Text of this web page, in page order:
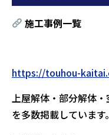
施工事例一覧
https://touhou-
上屋解体・部分解体
を多数掲載しています。